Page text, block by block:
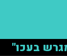
בעכו"